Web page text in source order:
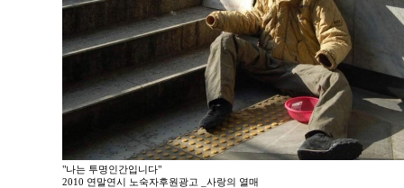
"나는 투명인간입니다"
2010 연말연시 노숙자후원광고 _사랑의 열매